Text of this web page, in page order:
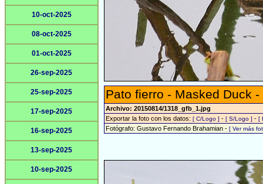
10-oct-2025
08-oct-2025
01-oct-2025
26-sep-2025
25-sep-2025
17-sep-2025
16-sep-2025
13-sep-2025
10-sep-2025
Pato fierro - Masked Duck -
Archivo: 20150814/1318_gfb_1.jpg
Exportar la foto con los datos: [ C/Logo ] - [ S/Logo ] - [
Fotógrafo: Gustavo Fernando Brahamian - [ Ver más